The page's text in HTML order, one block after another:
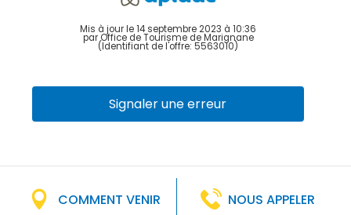
Mis à jour le 14 septembre 2023 à 10:36
par Office de Tourisme de Marignane
(Identifiant de l'offre: 5563010)
Signaler une erreur
COMMENT VENIR NOUS APPELER